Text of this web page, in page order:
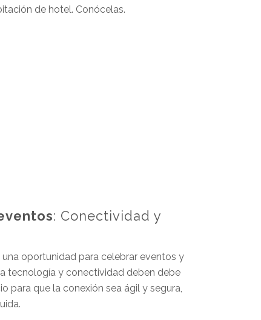
de hotel. Conócelas.
: Conectividad y
oportunidad para celebrar eventos y
tecnología y conectividad deben debe
para que la conexión sea ágil y segura,